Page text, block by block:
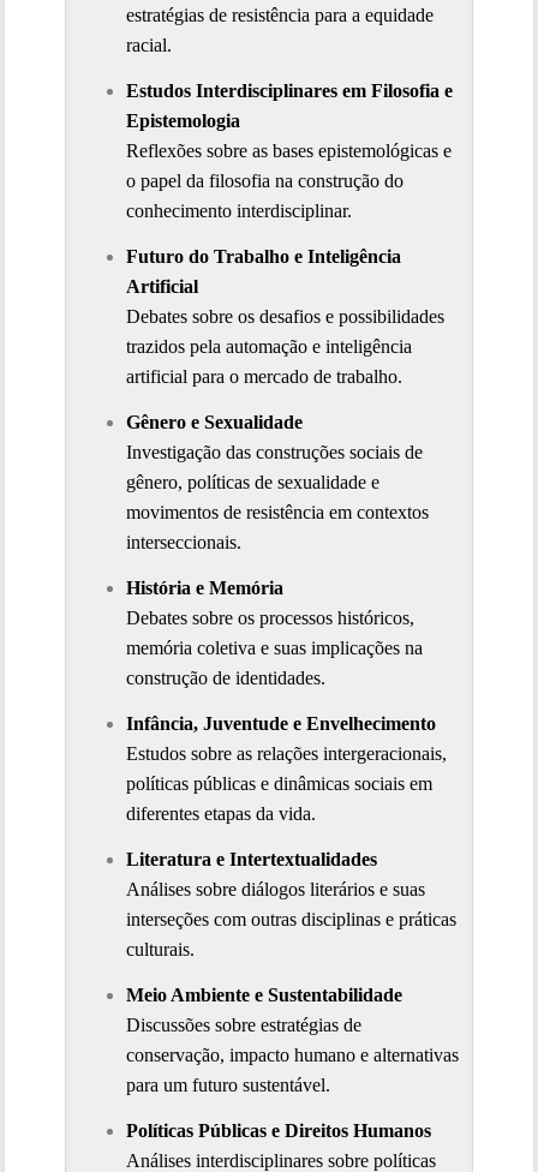
estratégias de resistência para a equidade
racial.
Estudos Interdisciplinares em Filosofia e
Epistemologia
Reflexões sobre as bases epistemológicas e
o papel da filosofia na construção do
conhecimento interdisciplinar.
Futuro do Trabalho e Inteligência
Artificial
Debates sobre os desafios e possibilidades
trazidos pela automação e inteligência
artificial para o mercado de trabalho.
Gênero e Sexualidade
Investigação das construções sociais de
gênero, políticas de sexualidade e
movimentos de resistência em contextos
interseccionais.
História e Memória
Debates sobre os processos históricos,
memória coletiva e suas implicações na
construção de identidades.
Infância, Juventude e Envelhecimento
Estudos sobre as relações intergeracionais,
políticas públicas e dinâmicas sociais em
diferentes etapas da vida.
Literatura e Intertextualidades
Análises sobre diálogos literários e suas
interseções com outras disciplinas e práticas
culturais.
Meio Ambiente e Sustentabilidade
Discussões sobre estratégias de
conservação, impacto humano e alternativas
para um futuro sustentável.
Políticas Públicas e Direitos Humanos
Análises interdisciplinares sobre políticas